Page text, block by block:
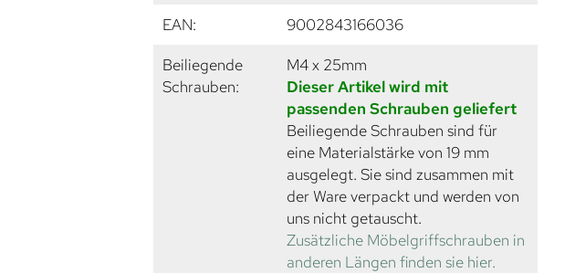
EAN:
9002843166036
Beiliegende
Schrauben:
M4 x 25mm
Dieser Artikel wird mit
passenden Schrauben geliefert
Beiliegende Schrauben sind für
eine Materialstärke von 19 mm
ausgelegt. Sie sind zusammen mit
der Ware verpackt und werden von
uns nicht getauscht.
Zusätzliche Möbelgriffschrauben in
anderen Längen finden sie hier.